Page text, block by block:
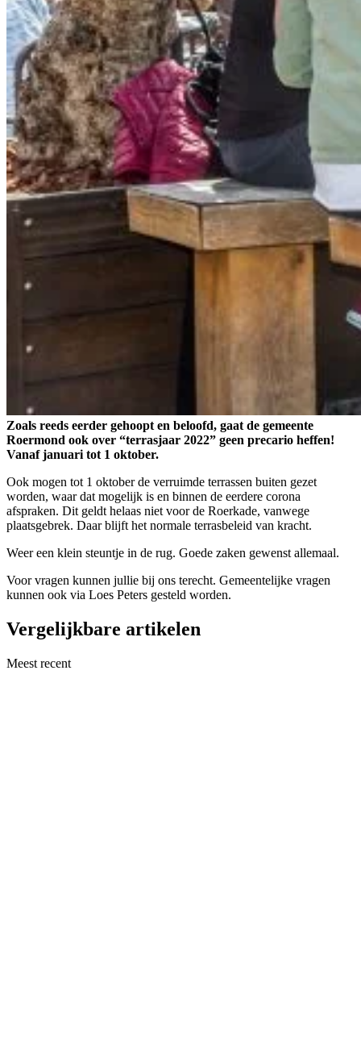
Zoals reeds eerder gehoopt en beloofd, gaat de gemeente
Roermond ook over “terrasjaar 2022” geen precario heffen!
Vanaf januari tot 1 oktober.
Ook mogen tot 1 oktober de verruimde terrassen buiten gezet
worden, waar dat mogelijk is en binnen de eerdere corona
afspraken. Dit geldt helaas niet voor de Roerkade, vanwege
plaatsgebrek. Daar blijft het normale terrasbeleid van kracht.
Weer een klein steuntje in de rug. Goede zaken gewenst allemaal.
Voor vragen kunnen jullie bij ons terecht. Gemeentelijke vragen
kunnen ook via Loes Peters gesteld worden.
Vergelijkbare artikelen
Meest recent